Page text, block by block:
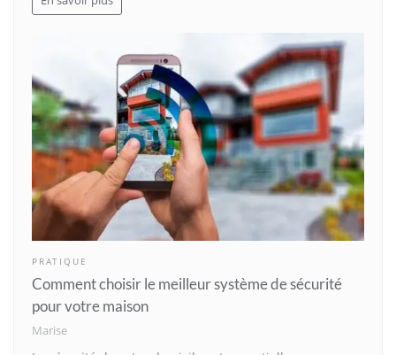
PRATIQUE
Comment choisir le meilleur système de sécurité
pour votre maison
Marise